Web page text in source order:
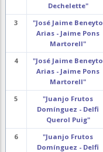
Dechelette"
3
"José Jaime Beneyto
Arias - Jaime Pons
Martorell"
4
"José Jaime Beneyto
Arias - Jaime Pons
Martorell"
5
"Juanjo Frutos
Domínguez - Delfi
Querol Puig"
6
"Juanjo Frutos
Domínguez - Delfi